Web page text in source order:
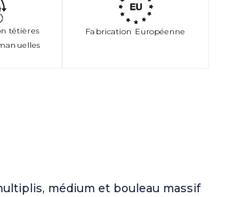
têtières
Fabrication Européenne
médium et bouleau massif